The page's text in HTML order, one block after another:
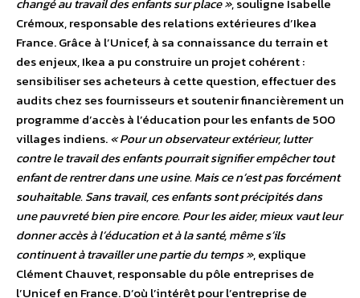
changé au travail des enfants sur place », souligne Isabelle
Crémoux, responsable des relations extérieures d’Ikea
France. Grâce à l’Unicef, à sa connaissance du terrain et
des enjeux, Ikea a pu construire un projet cohérent :
sensibiliser ses acheteurs à cette question, effectuer des
audits chez ses fournisseurs et soutenir financièrement un
programme d’accès à l’éducation pour les enfants de 500
villages indiens.« Pour un observateur extérieur, lutter
contre le travail des enfants pourrait signifier empêcher tout
enfant de rentrer dans une usine. Mais ce n’est pas forcément
souhaitable. Sans travail, ces enfants sont précipités dans
une pauvreté bien pire encore. Pour les aider, mieux vaut leur
donner accès à l’éducation et à la santé, même s’ils
continuent à travailler une partie du temps », explique
Clément Chauvet, responsable du pôle entreprises de
l’Unicef en France. D’où l’intérêt pour l’entreprise de